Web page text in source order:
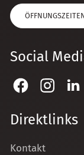
Social
Direktlinks
Kontakt